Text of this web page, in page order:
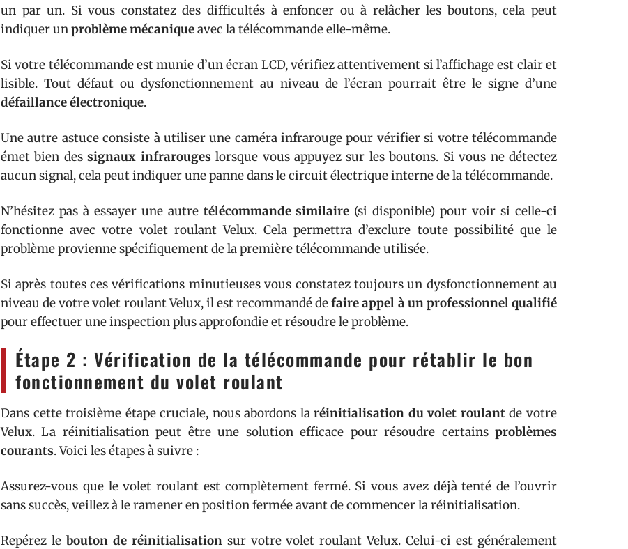
un par un. Si vous constatez des difficultés à enfoncer ou à relâcher les boutons, cela peut
indiquer unproblème mécaniqueavec la télécommande elle-même.
Si votre télécommande est munie d’un écran LCD, vérifiez attentivement si l’affichage est clair et
lisible. Tout défaut ou dysfonctionnement au niveau de l’écran pourrait être le signe d’une
défaillance électronique.
Une autre astuce consiste à utiliser une caméra infrarouge pour vérifier si votre télécommande
émet bien dessignaux infrarouges lorsque vous appuyez sur les boutons. Si vous ne détectez
aucun signal, cela peut indiquer une panne dans le circuit électrique interne de la télécommande.
N’hésitez pas à essayer une autre télécommande similaire (si disponible) pour voir si celle-ci
fonctionne avec votre volet roulant Velux. Cela permettra d’exclure toute possibilité que le
problème provienne spécifiquement de la première télécommande utilisée.
Si après toutes ces vérifications minutieuses vous constatez toujours un dysfonctionnement au
niveau de votre volet roulant Velux, il est recommandé defaire appel à un professionnel qualifié
pour effectuer une inspection plus approfondie et résoudre le problème.
Étape 2 : Vérification de la télécommande pour rétablir le bon
fonctionnement du volet roulant
Dans cette troisième étape cruciale, nous abordons laréinitialisation du volet roulantde votre
Velux. La réinitialisation peut être une solution efficace pour résoudre certains problèmes
courants. Voici les étapes à suivre :
Assurez-vous que le volet roulant est complètement fermé. Si vous avez déjà tenté de l’ouvrir
sans succès, veillez à le ramener en position fermée avant de commencer la réinitialisation.
Repérez le bouton de réinitialisationsur votre volet roulant Velux. Celui-ci est généralement